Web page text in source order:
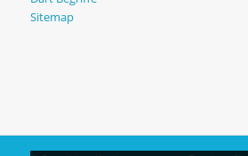
Sitemap